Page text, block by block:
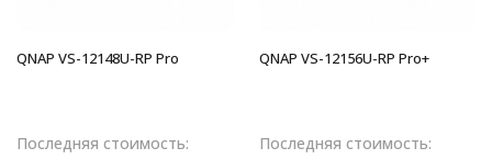
QNAP VS-12148U-RP Pro
Последняя стоимость:
QNAP VS-12156U-RP Pro+
Последняя стоимость: